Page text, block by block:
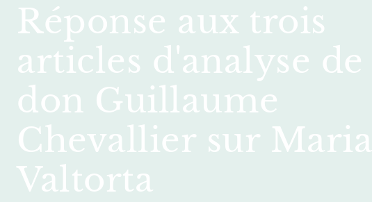
Réponse aux trois
articles d'analyse de
don Guillaume
Chevallier sur Maria
Valtorta